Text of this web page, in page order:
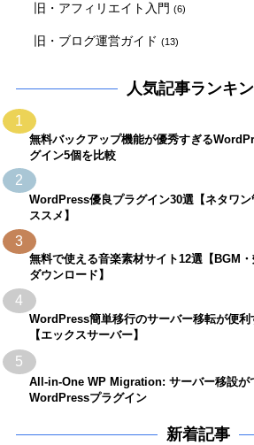
旧・アフィリエイト入門 (6)
旧・ブログ運営ガイド (13)
人気記事ランキ
1
無料バックアップ機能が優秀すぎる
グイン5個を比較
2
WordPress優良プラグイン30選【ネタワン
ススメ】
3
無料で使える音楽素材サイト12選【BGM
ダウンロード】
4
WordPress簡単移行のサーバー移転が便利
【エックスサーバー】
5
All-in-One WP Migration: サーバー移設が
WordPressプラグイン
新着記事